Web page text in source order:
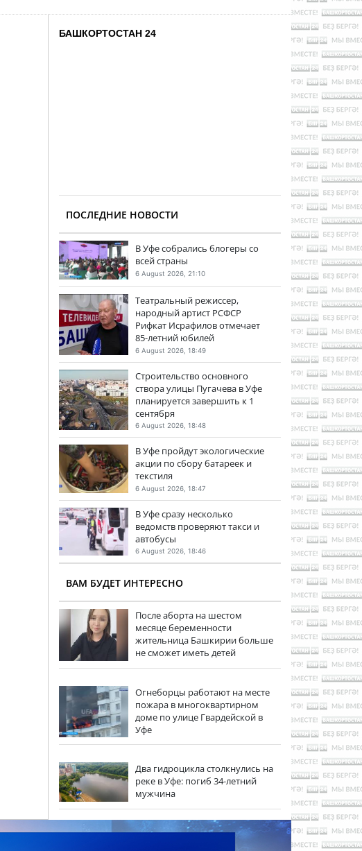
БАШКОРТОСТАН 24
ПОСЛЕДНИЕ НОВОСТИ
В Уфе собрались блогеры со
всей страны
6 August 2026, 21:10
Театральный режиссер,
народный артист РСФСР
Рифкат Исрафилов отмечает
85-летний юбилей
6 August 2026, 18:49
Строительство основного
створа улицы Пугачева в Уфе
планируется завершить к 1
сентября
6 August 2026, 18:48
В Уфе пройдут экологические
акции по сбору батареек и
текстиля
6 August 2026, 18:47
В Уфе сразу несколько
ведомств проверяют такси и
автобусы
6 August 2026, 18:46
ВАМ БУДЕТ ИНТЕРЕСНО
После аборта на шестом
месяце беременности
жительница Башкирии больше
не сможет иметь детей
Огнеборцы работают на месте
пожара в многоквартирном
доме по улице Гвардейской в
Уфе
Два гидроцикла столкнулись на
реке в Уфе: погиб 34-летний
мужчина